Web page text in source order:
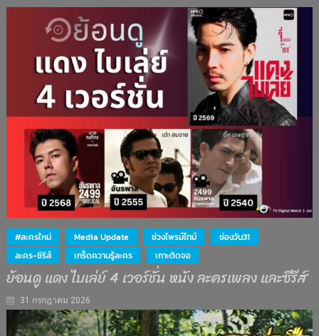
#ละครใหม่ Media Update ช่วงไพรม์ไทม์
ช่องวัน31
ละคร-ซีรีส์
เกร็ดความรู้ละคร เกาะติดจอ
ย้อนดู แดง ไบเล่ย์ 4 เวอร์ชั่น หนัง ละครเพลง และซีรีส์
31 กรกฎาคม 2026